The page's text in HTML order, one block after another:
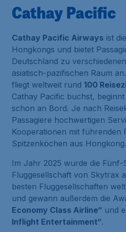
Cathay Pacific
Cathay Pacific Airways ist
Hongkongs und bietet
Deutschland zu
asiatisch-pazifischen Raum
fliegt weltweit rund 100
Cathay Pacific buchst,
schon an Bord. Je nach
Passagiere hochwertigen
Kooperationen mit führenden
Spitzenköchen aus Hongkong.
Im Jahr 2025 wurde die Fünf-
Fluggesellschaft von Skytrax
besten Fluggesellschaften
und gewann außerdem die
Economy Class Airline“ und
Inflight Entertainment“.